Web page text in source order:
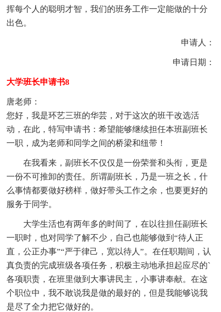
挥每个人的聪明才智，我们的班务工作一定能做的十分
出色。
申请人：
申请日期：
大学班长申请书8
唐老师：
您好，我是环艺三班的华芸，对于这次的班干改选活
动，在此，特写申请书：希望能够继续担任本班副班长
一职，成为老师和同学之间的桥梁和纽带！
在我看来，副班长不仅仅是一份荣誉和头衔，更是
一份不可推卸的责任。所谓副班长，乃是一班之长，什
么事情都要做好榜样，做好带头工作之余，也要更好的
服务于同学。
大学生活也有两年多的时间了，在以往担任副班长
一职时，也对同学了解不少，自己也能够做到“待人正
直，公正办事”“严于律己，宽以待人”。在任职期间，认
真负责的完成班级各项任务，积极主动地承担起应尽的`
各项职责，在班里做到大事讲民主，小事讲奉献。在这
个职位中，我不敢说我是做的最好的，但是我能够说我
是尽了全力把它做好的。